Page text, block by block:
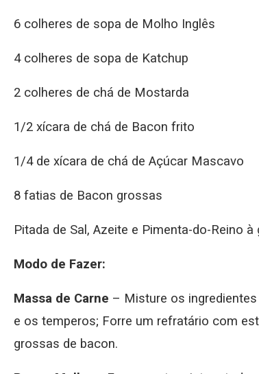
6 colheres de sopa de Molho Inglês
4 colheres de sopa de Katchup
2 colheres de chá de Mostarda
1/2 xícara de chá de Bacon frito
1/4 de xícara de chá de Açúcar Mascavo
8 fatias de Bacon grossas
Pitada de Sal, Azeite e Pimenta-do-Reino à
Modo de Fazer:
Massa de Carne – Misture os
e os temperos; Forre um refratário com
grossas de bacon.